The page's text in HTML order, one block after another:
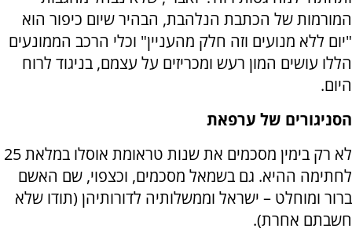
המורמות של הכתבת הנלהבת, הבהיר שיום כיפור הוא
"יום ללא מנועים וזה חלק מהעניין" וכלי הרכב הממונעים
הללו עושים המון רעש ומכריזים על עצמם, בניגוד לרוח
היום.
הסניגורים של ערפאת
לא רק בימין מסכמים את שנות טראומת אוסלו במלאת 25
לחתימה ההיא. גם בשמאל מסכמים, וכצפוי, שם האשם
ברור ומוחלט – ישראל וממשלותיה לדורותיהן (תודו שלא
חשבתם אחרת).